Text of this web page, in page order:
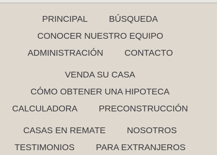
PRINCIPAL
BÚSQUEDA
CONOCER NUESTRO EQUIPO
ADMINISTRACIÓN
CONTACTO
VENDA SU CASA
CÓMO OBTENER UNA HIPOTECA
CALCULADORA
PRECONSTRUCCIÓN
CASAS EN REMATE
NOSOTROS
TESTIMONIOS
PARA EXTRANJEROS